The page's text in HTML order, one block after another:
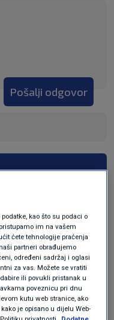
Pošalji odgovor
kao što su podaci o
im na vašem
ćete tehnologije praćenja
partneri obrađujemo
određeni sadržaj i oglasi
za vas. Možete se vratiti
ili povukli pristanak u
poveznicu pri dnu
kutu web stranice, ako
je opisano u dijelu Web-